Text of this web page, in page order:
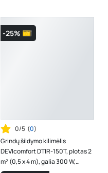
-25%
0/5 (0)
Grindų šildymo kilimėlis
DEVIcomfort DTIR-150T, plotas 2
m² (0,5 x 4 m), galia 300 W,